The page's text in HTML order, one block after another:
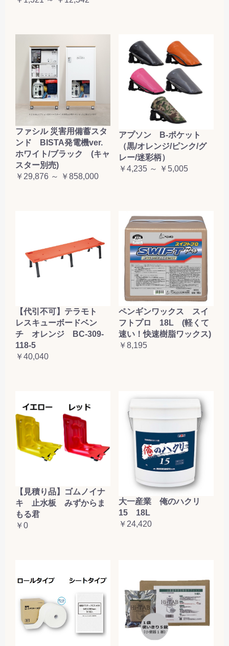
ファシル 災害用備蓄スタ
ンド BISTA発電機ver.
ホワイト/ブラック (キャ
スター別売)
￥29,876 ～ ￥858,000
アプソン B-ポケット
（黒/オレンジ/ピンク/グ
レー/迷彩柄）
￥4,235 ～ ￥5,005
【代引不可】テラモト
レスキューボードベン
チ オレンジ BC-309-
118-5
￥40,040
ペンギンワックス スイ
フトプロ 18L (軽くて
速い！快速樹脂ワックス)
￥8,195
【見積り品】ゴムノイナ
キ 止水板 みずからま
もる君
￥0
大一産業 俺のハクリ
15 18L
￥24,420